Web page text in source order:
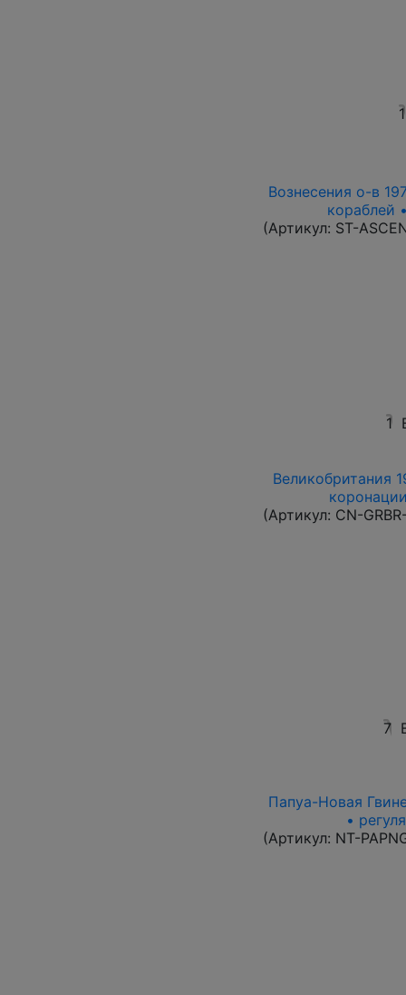
1
Вознесения о-в
кораблей
(Артикул: ST-
1
Великобритания
(Артикул: CN-
7
Папуа-Новая
•
(Артикул: NT-